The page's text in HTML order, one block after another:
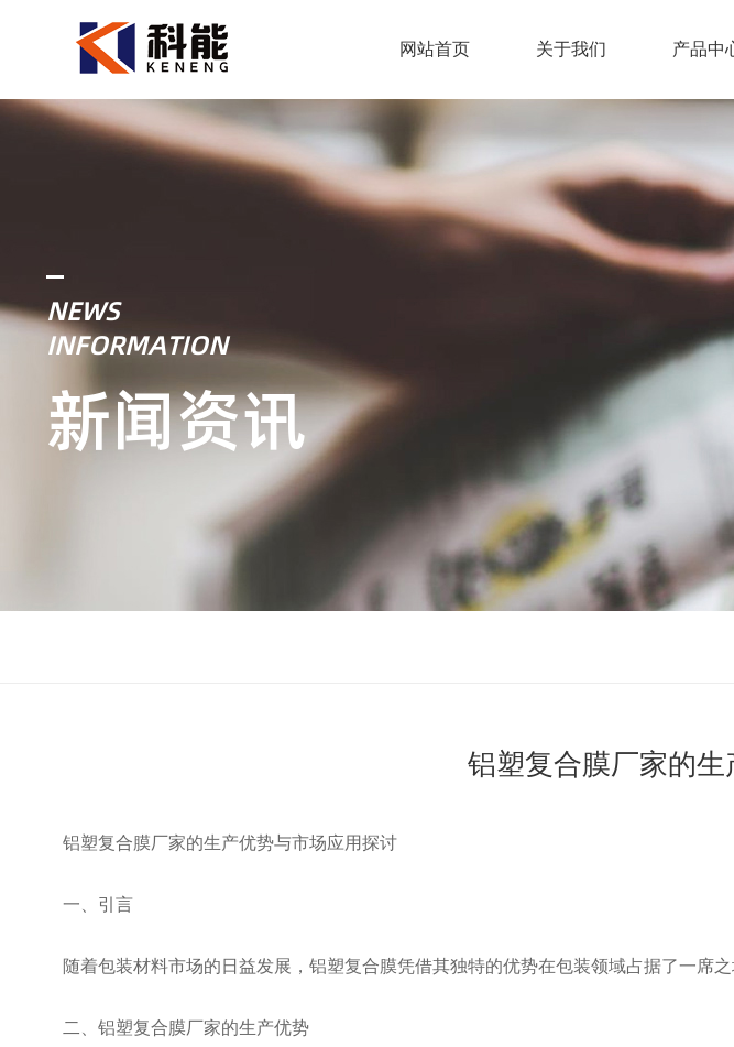
网站首页 关于我们 产品中
NEWS
INFORMATION
新闻资讯
铝塑复合膜厂家的
铝塑复合膜厂家的生产优势与市场应用探讨
一、引言
随着包装材料市场的日益发展，铝塑复合膜凭借其独特的优势在包装领域占据了一席
二、铝塑复合膜厂家的生产优势